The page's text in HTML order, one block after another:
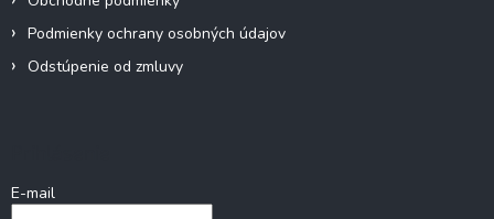
Podmienky ochrany osobných údajov
Odstúpenie od zmluvy
E-mail